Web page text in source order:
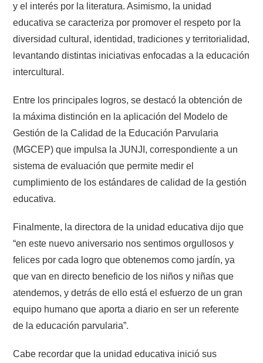
y el interés por la literatura. Asimismo, la unidad
educativa se caracteriza por promover el respeto por la
diversidad cultural, identidad, tradiciones y territorialidad,
levantando distintas iniciativas enfocadas a la educación
intercultural.
Entre los principales logros, se destacó la obtención de
la máxima distinción en la aplicación del Modelo de
Gestión de la Calidad de la Educación Parvularia
(MGCEP) que impulsa la JUNJI, correspondiente a un
sistema de evaluación que permite medir el
cumplimiento de los estándares de calidad de la gestión
educativa.
Finalmente, la directora de la unidad educativa dijo que
“en este nuevo aniversario nos sentimos orgullosos y
felices por cada logro que obtenemos como jardín, ya
que van en directo beneficio de los niños y niñas que
atendemos, y detrás de ello está el esfuerzo de un gran
equipo humano que aporta a diario en ser un referente
de la educación parvularia”.
Cabe recordar que la unidad educativa inició sus